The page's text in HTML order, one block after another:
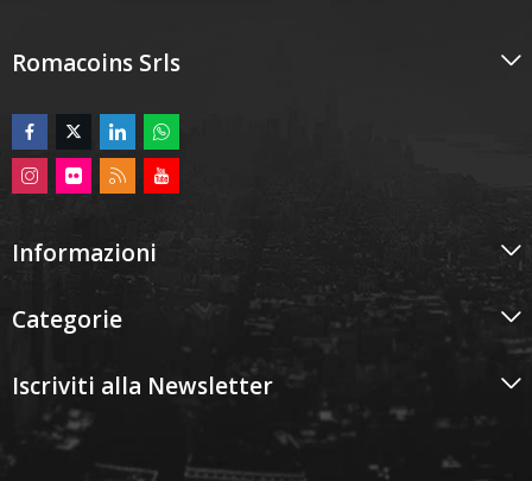
Romacoins Srls
Informazioni
Categorie
Iscriviti alla Newsletter